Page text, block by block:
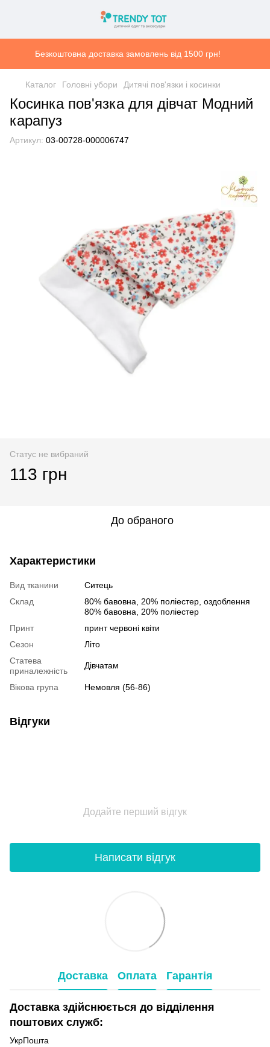
Безкоштовна доставка замовлень від 1500 грн!
Каталог Головні убори Дитячі пов'язки і косинки
Косинка пов'язка для дівчат Модний
карапуз
Артикул: 03-00728-000006747
Статус не вибраний
113 грн
До обраного
Характеристики
Вид тканини
Ситець
Склад
80% бавовна, 20% полiестер, оздоблення
80% бавовна, 20% поліестер
Принт
принт червоні квіти
Сезон
Літо
Статева
приналежність
Дівчатам
Вікова група Немовля (56-86)
Відгуки
Додайте перший відгук
Написати відгук
Доставка Оплата Гарантія
Доставка здійснюється до відділення
поштових служб:
УкрПошта